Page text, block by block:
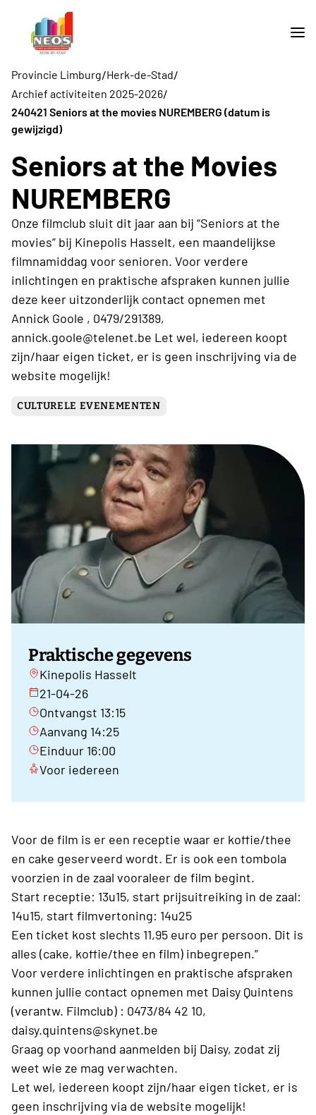
Provincie Limburg/Herk-de-Stad/
Archief activiteiten 2025-2026/
240421 Seniors at the movies NUREMBERG (datum is
gewijzigd)
Seniors at the Movies
NUREMBERG
Onze filmclub sluit dit jaar aan bij “Seniors at the
movies” bij Kinepolis Hasselt, een maandelijkse
filmnamiddag voor senioren. Voor verdere
inlichtingen en praktische afspraken kunnen jullie
deze keer uitzonderlijk contact opnemen met
Annick Goole , 0479/291389,
annick.goole@telenet.be Let wel, iedereen koopt
zijn/haar eigen ticket, er is geen inschrijving via de
website mogelijk!
CULTURELE EVENEMENTEN
Praktische gegevens
Kinepolis Hasselt
21-04-26
Ontvangst 13:15
Aanvang 14:25
Einduur 16:00
Voor iedereen
Voor de film is er een receptie waar er koffie/thee
en cake geserveerd wordt. Er is ook een tombola
voorzien in de zaal vooraleer de film begint.
Start receptie: 13u15, start prijsuitreiking in de zaal:
14u15, start filmvertoning: 14u25
Een ticket kost slechts 11,95 euro per persoon. Dit is
alles (cake, koffie/thee en film) inbegrepen.”
Voor verdere inlichtingen en praktische afspraken
kunnen jullie contact opnemen met Daisy Quintens
(verantw. Filmclub) : 0473/84 42 10,
daisy.quintens@skynet.be
Graag op voorhand aanmelden bij Daisy, zodat zij
weet wie ze mag verwachten.
Let wel, iedereen koopt zijn/haar eigen ticket, er is
geen inschrijving via de website mogelijk!